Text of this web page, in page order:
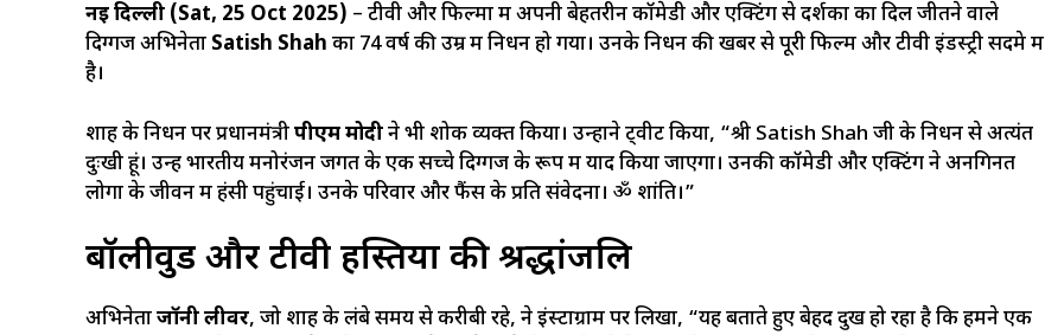
नई दिल्ली (Sat, 25 Oct 2025) – टीवी और फिल्मों में अपनी बेहतरीन कॉमेडी और एक्टिंग से दर्शकों का दिल जीतने वाले
दिग्गज अभिनेता Satish Shah का 74 वर्ष की उम्र में निधन हो गया। उनके निधन की खबर से पूरी फिल्म और टीवी इंडस्ट्री सदमे में
है।
शाह के निधन पर प्रधानमंत्रीपीएम मोदीने भी शोक व्यक्त किया। उन्होंने ट्वीट किया, “श्री Satish Shah जी के निधन से अत्यंत
दुःखी हूं। उन्हें भारतीय मनोरंजन जगत के एक सच्चे दिग्गज के रूप में याद किया जाएगा। उनकी कॉमेडी और एक्टिंग ने अनगिनत
लोगों के जीवन में हंसी पहुंचाई। उनके परिवार और फैंस के प्रति संवेदना। ॐ शांति।”
बॉलीवुड और टीवी हस्तियों की श्रद्धांजलि
अभिनेताजॉनी लीवर, जो शाह के लंबे समय से करीबी रहे, ने इंस्टाग्राम पर लिखा, “यह बताते हुए बेहद दुख हो रहा है कि हमने एक